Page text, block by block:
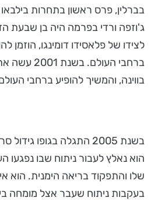
בברלין, פרס ראשון בתחרות
ג'וזפה ורדי בפרמה היה בן שבעת
לצידו של פלאסידו דומינגו, הוזמן
ברחבי
בווינה, והמשיך להופיע ברחבי
בשנת 2005 התגלה בגופו
הוא נאלץ לעבור ניתוח שבו נפגעו
שלו והתפקוד בריאה הימנית. הוא
בעקבות ניתוח שעבר אצל מומחה